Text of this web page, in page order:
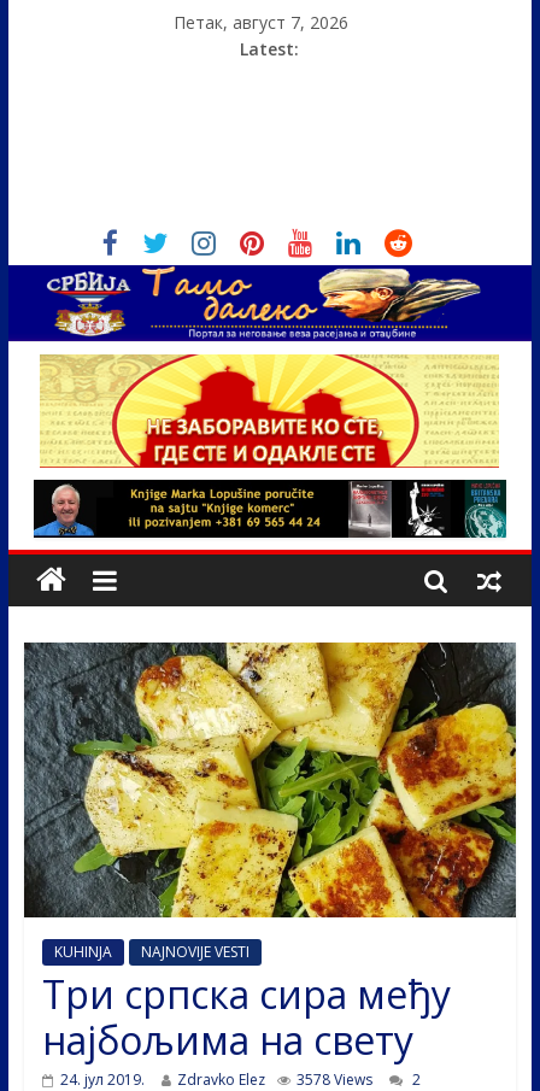
Петак, август 7, 2026
Latest:
KUHINJA NAJNOVIJE VESTI
Три српска сира међу
најбољима на свету
24. јул 2019. Zdravko Elez 3578 Views
2